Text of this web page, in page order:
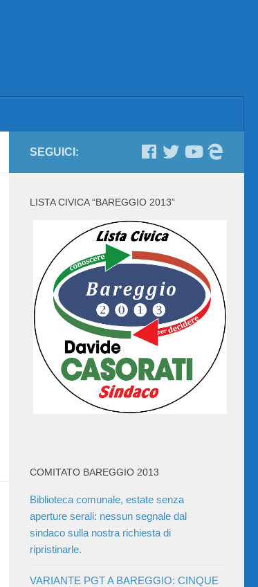
SEGUICI:
LISTA CIVICA “BAREGGIO 2013”
COMITATO BAREGGIO 2013
Biblioteca comunale, estate senza
aperture serali: nessun segnale dal
sindaco sulla nostra richiesta di
ripristinarle.
VARIANTE PGT A BAREGGIO: CINQUE